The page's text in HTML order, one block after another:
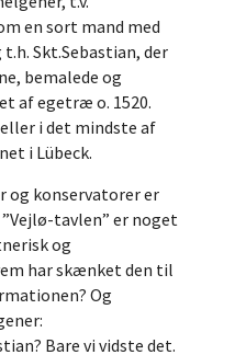
en sort mand med
Skt.Sebastian, der
bemalede og
af egetræ o. 1520.
eller i det mindste af
i Lübeck.
og konservatorer er
tavlen” er noget
og
har skænket den til
Og
Bare vi vidste det.